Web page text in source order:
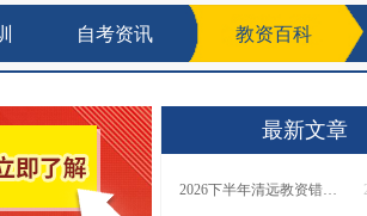
自考资讯 教资百科
最新文章
2026下半年清远教资错过了7月份报名可以补报吗？